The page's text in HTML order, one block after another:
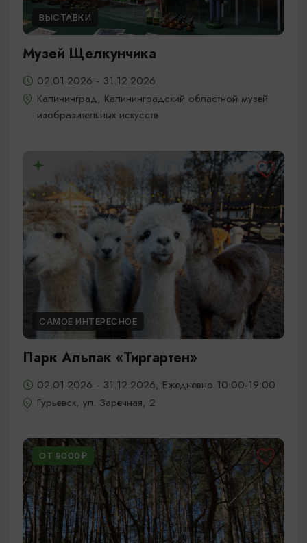
ВЫСТАВКИ
Музей Щелкунчика
02.01.2026 - 31.12.2026
Калининград, Калининградский областной музей
изобразительных искусств
САМОЕ ИНТЕРЕСНОЕ
Парк Альпак «Тиргартен»
02.01.2026 - 31.12.2026, Ежедневно 10:00-19:00
Гурьевск, ул. Заречная, 2
ОТ 9000₽